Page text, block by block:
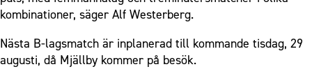
Julshow
Inspiration
Vanliga frågor om 1910 Event
Himmelsblå Tillsammans
Karriärakademin
Grundskolefotboll mot rasismer
Historik – herrlaget
Historik – damlaget
Närstående organisationer
Policydokument
kombinationer, säger Alf Westerberg.
Nästa B-lagsmatch är inplanerad till kommande tisdag, 29
augusti, då Mjällby kommer på besök.